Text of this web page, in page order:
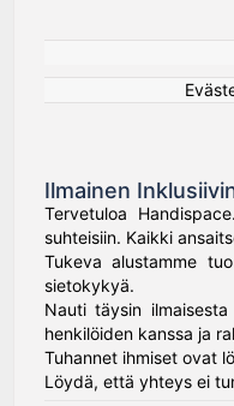
Ilmainen
Tervetuloa
suhteisiin. Kaikki
Tukeva alustamme
sietokykyä.
Nauti täysin
henkilöiden kanssa ja
Tuhannet ihmiset ovat
Löydä, että yhteys ei